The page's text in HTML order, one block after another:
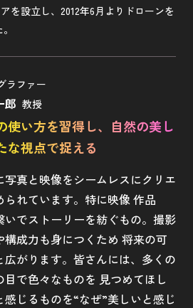
を設立し、2012年6月よりドローンを
ラファー
郎 教授
使い方を習得し、自然の美し
な視点で捉える
真と映像をシームレスにクリエ
れています。特に映像 作品
いでストーリーを紡ぐもの。撮影
成力も身につくため 将来の可
がります。皆さんには、多くの
で色々なものを 見つめてほし
じるものを“なぜ”美しいと感じ